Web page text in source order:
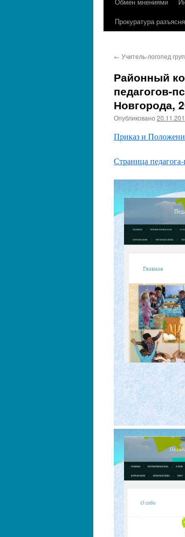
Прокуратура
← Учитель-логопед
Районный
педагогов-
Новгорода,
Опубликовано
Приказ и
Страница